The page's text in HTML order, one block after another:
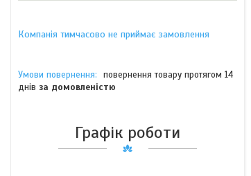
Компанія тимчасово не приймає замовлення
повернення товару протягом 14
днів за домовленістю
Графік роботи